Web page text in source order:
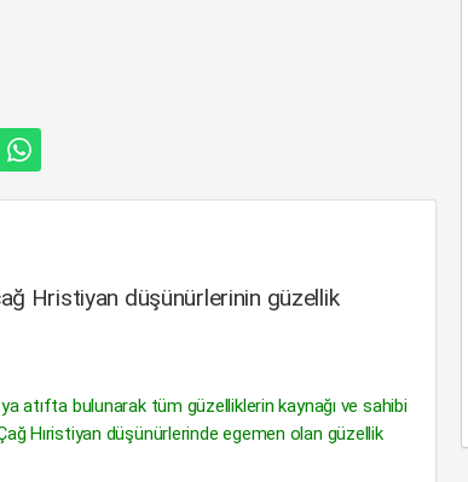
Hristiyan düşünürlerinin güzellik
atıfta bulunarak tüm güzelliklerin kaynağı ve sahibi
Hıristiyan düşünürlerinde egemen olan güzellik